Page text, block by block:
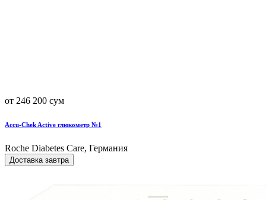
от 246 200 сум
Accu-Chek Active глюкометр №1
Roche Diabetes Care, Германия
Доставка завтра